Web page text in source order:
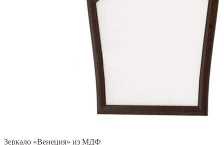
Зеркало «Венеция» из МДФ